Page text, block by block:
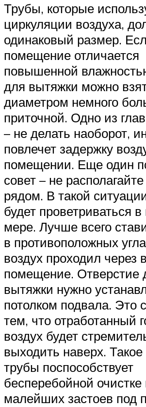
Трубы, которые
циркуляции воздуха,
одинаковый размер.
помещение отличается
повышенной
для вытяжки можно
диаметром немного
приточной. Одно из
– не делать наоборот,
повлечет задержку
помещении. Еще один
совет – не
рядом. В такой
будет проветриваться
мере. Лучше всего
в противоположных
воздух проходил через
помещение. Отверстие
вытяжки нужно
потолком подвала. Это
тем, что отработанный
воздух будет
выходить наверх.
трубы поспособствует
бесперебойной очистке
малейших застоев под